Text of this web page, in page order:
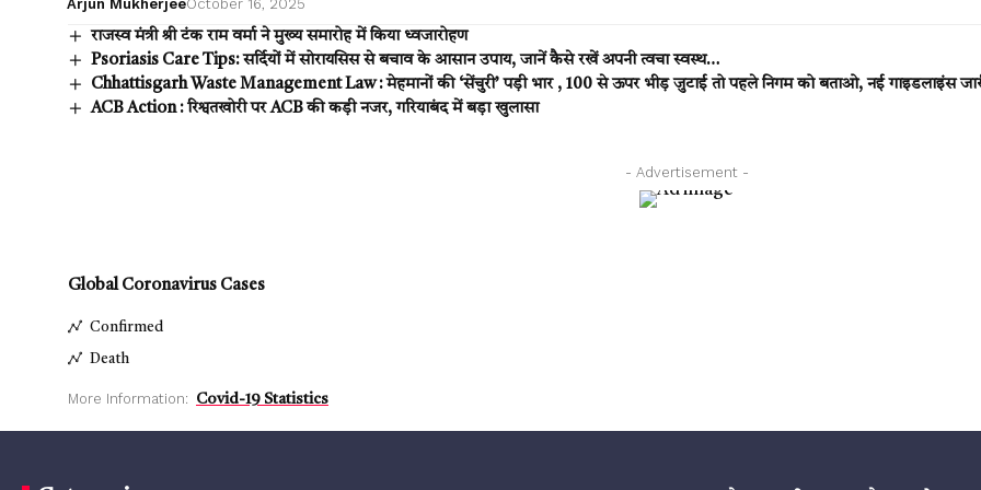
Arjun MukherjeeOctober 16, 2025
राजस्व मंत्री श्री टंक राम वर्मा ने मुख्य समारोह में किया ध्वजारोहण
Psoriasis Care Tips: सर्दियों में सोरायसिस से बचाव के आसान उपाय, जानें कैसे रखें अपनी त्वचा स्वस्थ…
Chhattisgarh Waste Management Law : मेहमानों की ‘सेंचुरी’ पड़ी भार , 100 से ऊपर भीड़ जुटाई तो पहले निगम को बताओ, नई गाइडलाइंस
ACB Action : रिश्वतखोरी पर ACB की कड़ी नजर, गरियाबंद में बड़ा खुलासा
- Advertisement -
Global Coronavirus Cases
Confirmed
Death
More Information: Covid-19 Statistics